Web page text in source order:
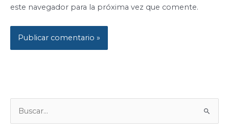
este navegador para la próxima vez que comente.
U